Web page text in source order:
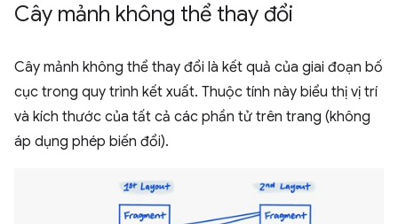
Cây mảnh không thể thay đổi
Cây mảnh không thể thay đổi là kết quả của giai đoạn bố
cục trong quy trình kết xuất. Thuộc tính này biểu thị vị trí
và kích thước của tất cả các phần tử trên trang (không
áp dụng phép biến đổi).